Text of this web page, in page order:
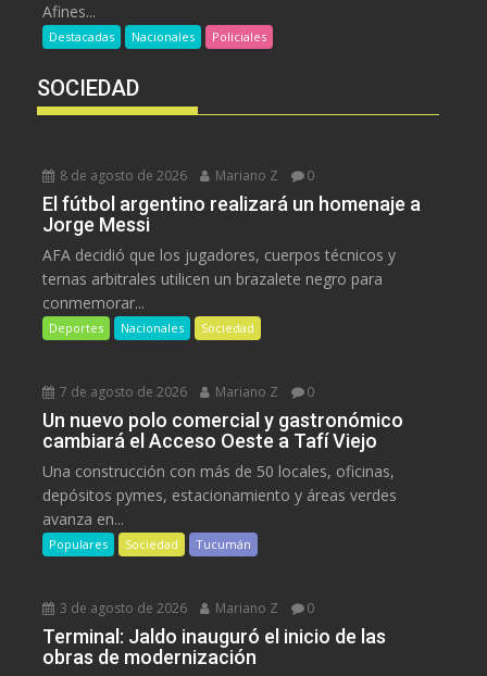
Afines...
Destacadas Nacionales Policiales
SOCIEDAD
8 de agosto de 2026 Mariano Z 0
El fútbol argentino realizará un homenaje a
Jorge Messi
AFA decidió que los jugadores, cuerpos técnicos y
ternas arbitrales utilicen un brazalete negro para
conmemorar...
Deportes Nacionales Sociedad
7 de agosto de 2026 Mariano Z 0
Un nuevo polo comercial y gastronómico
cambiará el Acceso Oeste a Tafí Viejo
Una construcción con más de 50 locales, oficinas,
depósitos pymes, estacionamiento y áreas verdes
avanza en...
Populares Sociedad Tucumán
3 de agosto de 2026 Mariano Z 0
Terminal: Jaldo inauguró el inicio de las
obras de modernización